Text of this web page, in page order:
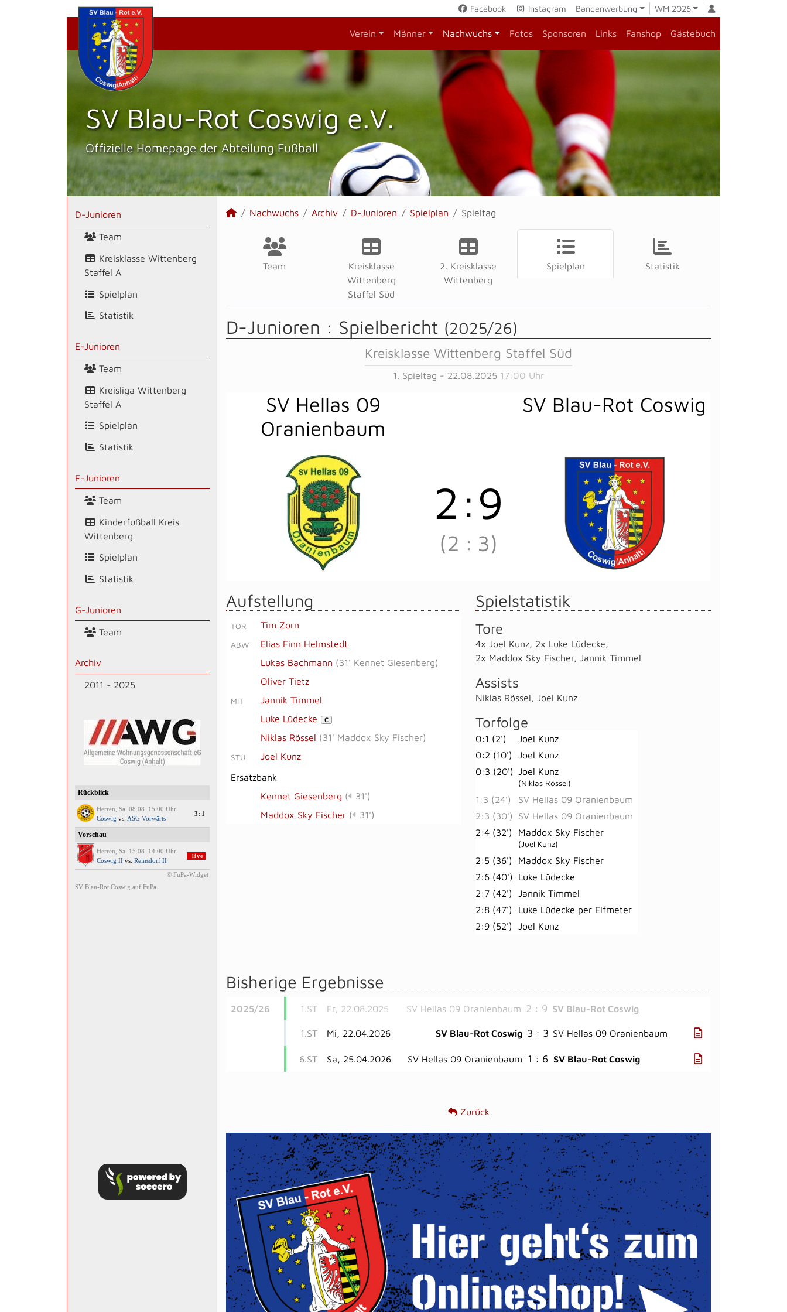
Facebook Instagram Bandenwerbung WM 2026
Verein Männer Nachwuchs Fotos Sponsoren Links Fanshop Gästebuch
SV Blau-Rot Coswig e.V.
Offizielle Homepage der Abteilung Fußball
D-Junioren
Team
Kreisklasse Wittenberg
Staffel A
Spielplan
Statistik
E-Junioren
Team
Kreisliga Wittenberg
Staffel A
Spielplan
Statistik
F-Junioren
Team
Kinderfußball Kreis
Wittenberg
Spielplan
Statistik
G-Junioren
Team
Archiv
2011 - 2025
Nachwuchs Archiv D-Junioren Spielplan Spieltag
Team
Kreisklasse
Wittenberg
Staffel Süd
2. Kreisklasse
Wittenberg
Spielplan Statistik
D-Junioren : Spielbericht (2025/26)
Kreisklasse Wittenberg Staffel Süd
1. Spieltag - 22.08.2025 17:00 Uhr
SV Hellas 09
Oranienbaum
SV Blau-Rot Coswig
2 :9
(2 : 3)
Aufstellung
TOR Tim Zorn
ABW
Elias Finn Helmstedt
Lukas Bachmann (31' Kennet Giesenberg)
Oliver Tietz
MIT
Jannik Timmel
Luke Lüdecke
C
Niklas Rössel (31' Maddox Sky Fischer)
STU
Joel Kunz
Ersatzbank
Kennet Giesenberg (
31')
Maddox Sky Fischer ( 31')
Spielstatistik
Tore
4x Joel Kunz 2x Luke Lüdecke
2x Maddox Sky Fischer, Jannik Timmel
Assists
Niklas Rössel Joel Kunz
Torfolge
0:1 (2')
Joel Kunz
0:2 (10')
Joel Kunz
0:3 (20')
Joel Kunz
(Niklas Rössel)
1:3 (24')
SV Hellas 09 Oranienbaum
2:3 (30')
SV Hellas 09 Oranienbaum
2:4 (32')
Maddox Sky Fischer
(Joel Kunz)
2:5 (36')
Maddox Sky Fischer
2:6 (40')
Luke Lüdecke
2:7 (42')
Jannik Timmel
2:8 (47')
Luke Lüdecke per Elfmeter
2:9 (52')
Joel Kunz
Bisherige Ergebnisse
2025/26 1.ST Fr, 22.08.2025 SV Hellas 09 Oranienbaum 2 : 9 SV Blau-Rot Coswig
1.ST Mi, 22.04.2026 SV Blau-Rot Coswig 3 : 3 SV Hellas 09 Oranienbaum
6.ST Sa, 25.04.2026 SV Hellas 09 Oranienbaum 1 : 6 SV Blau-Rot Coswig
Zurück